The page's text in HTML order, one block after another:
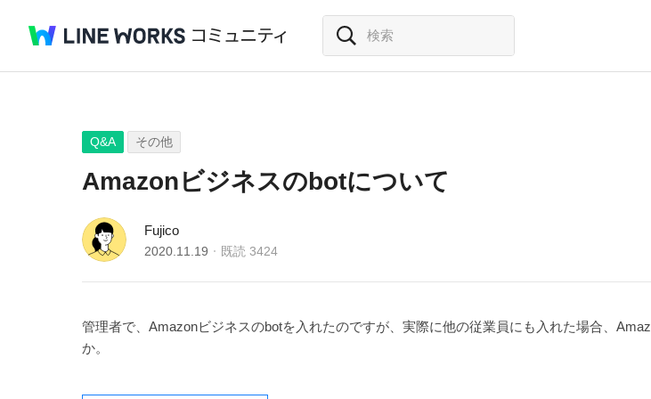
Q&A その他
Amazonビジネスのbotについて
Fujico
2020.11.19 既読 3424
管理者で、Amazonビジネスのbotを入れたのですが、実際に他の従業員にも入れた場合、
か。